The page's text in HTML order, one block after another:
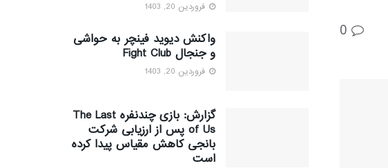
فروردین 20, 1403
واکنش دیوید فینچر به حواشی
و جنجال Fight Club
فروردین 20, 1403
گزارش: بازی چندنفره The Last
of Us پس از ارزیابی شرکت
بانجی کاهش مقیاس پیدا کرده
است